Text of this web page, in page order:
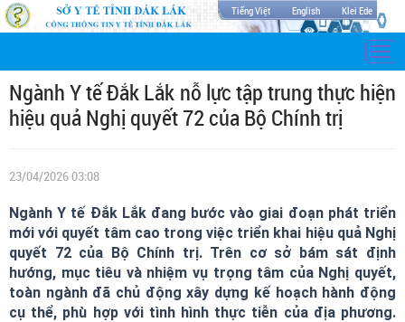
Tiếng Việt English Klei Ede
Ngành Y tế Đắk Lắk nỗ lực tập trung thực hiện
hiệu quả Nghị quyết 72 của Bộ Chính trị
23/04/2026 03:08
Ngành Y tế Đắk Lắk đang bước vào giai đoạn phát triển
mới với quyết tâm cao trong việc triển khai hiệu quả Nghị
quyết 72 của Bộ Chính trị. Trên cơ sở bám sát định
hướng, mục tiêu và nhiệm vụ trọng tâm của Nghị quyết,
toàn ngành đã chủ động xây dựng kế hoạch hành động
cụ thể, phù hợp với tình hình thực tiễn của địa phương.